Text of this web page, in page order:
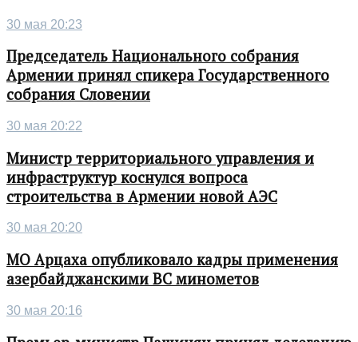
30 мая 20:23
Председатель Национального собрания
Армении принял спикера Государственного
собрания Словении
30 мая 20:22
Министр территориального управления и
инфраструктур коснулся вопроса
строительства в Армении новой АЭС
30 мая 20:20
МО Арцаха опубликовало кадры применения
азербайджанскими ВС минометов
30 мая 20:16